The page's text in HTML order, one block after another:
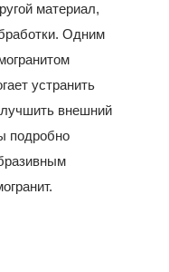
материал,
Одним
устранить
внешний
подробно